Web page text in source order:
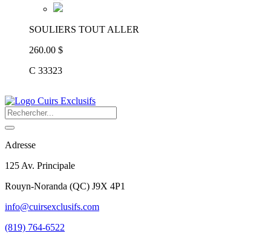
SOULIERS TOUT ALLER
260.00 $
C 33323
Adresse
125 Av. Principale
Rouyn-Noranda (QC) J9X 4P1
info@cuirsexclusifs.com
(819) 764-6522